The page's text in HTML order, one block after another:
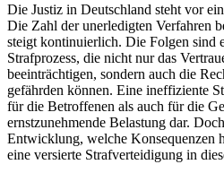
Die Justiz in Deutschland steht vor
Die Zahl der unerledigten Verfahren
steigt kontinuierlich. Die Folgen sind
Strafprozess, die nicht nur das
beeinträchtigen, sondern auch die
gefährden können. Eine ineffiziente
für die Betroffenen als auch für die
ernstzunehmende Belastung dar.
Entwicklung, welche Konsequenzen
eine versierte Strafverteidigung in